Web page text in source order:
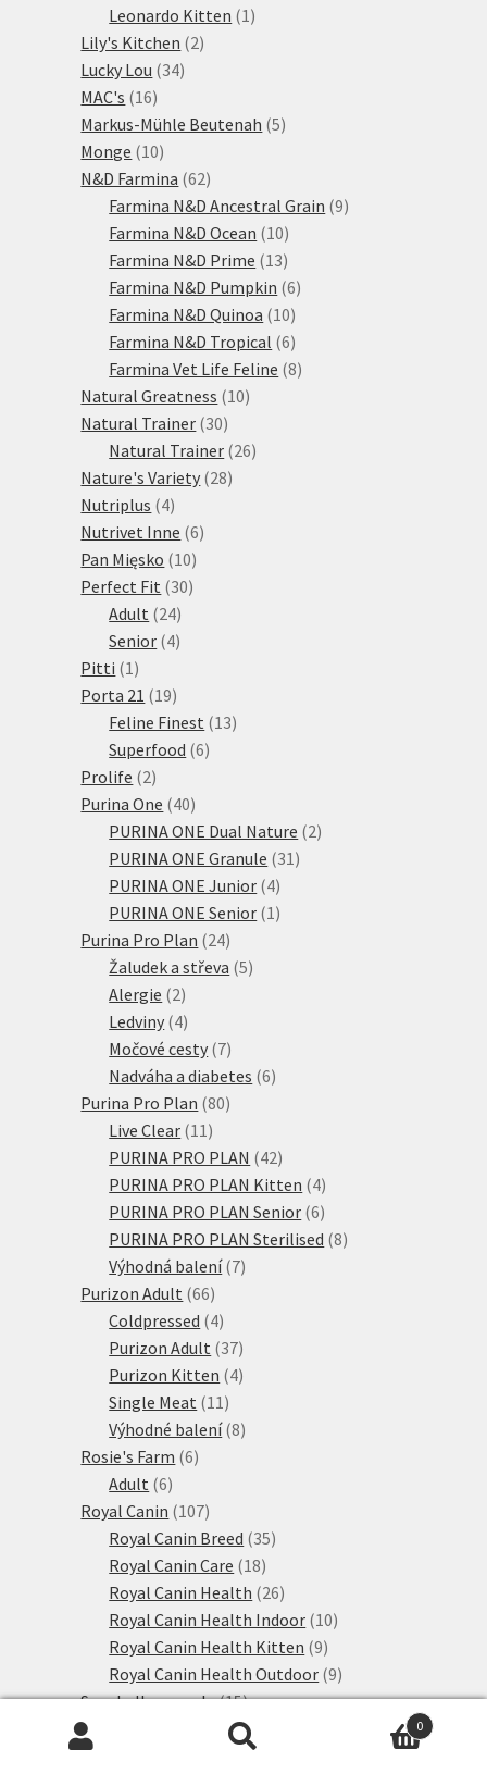
Leonardo Kitten 1 1
Lily's Kitchen 22
Lucky Lou 3434
MAC's 1616
produktů
Markus-Mühle Beutenah 55
Monge 1010
produktů
N&D Farmina 6262
produktů
Farmina N&D Ancestral Grain 99
Farmina N&D Ocean 1010
produktů
Farmina N&D Prime 1313
produktů
Farmina N&D Pumpkin 66
Farmina N&D Quinoa 1010
produktů
Farmina N&D Tropical 66
produktů
Farmina Vet Life Feline 88
Natural Greatness 1010
Natural Trainer 3030
produktů
Natural Trainer 2626
Nature's Variety 2828
Nutriplus 44
produkty
Nutrivet Inne 66
Pan Mięsko 1010
produktů
Perfect Fit 3030
Adult 2424
produktů
Senior 44
Pitti 1 1
produkt
Porta 21 1919
produktů
Feline Finest 1313
Superfood 66
Prolife 22
produkty
Purina One 4040
produktů
PURINA ONE Dual Nature 22
PURINA ONE Granule 31 31
PURINA ONE Junior 44
produkty
PURINA ONE Senior 1 1
Purina Pro Plan 2424
produktů
Žaludek a střeva 55
Alergie 22
produkty
Ledviny 44
produkty
Močové cesty 77
produktů
Nadváha a diabetes 66
Purina Pro Plan 8080
Live Clear 11 11
produktů
PURINA PRO PLAN 4242
produktů
PURINA PRO PLAN Kitten 44
produkty
PURINA PRO PLAN Senior 66
produktů
PURINA PRO PLAN Sterilised 88
Výhodná balení 77
Purizon Adult 6666
produktů
Coldpressed 44
produkty
Purizon Adult 3737
produktů
Purizon Kitten 44
Single Meat 11 11
produktů
Výhodné balení 88
Rosie's Farm 66
Adult 66
produktů
Royal Canin 107107
produktů
Royal Canin Breed 3535
Royal Canin Care 1818
produktů
Royal Canin Health 2626
produktů
Royal Canin Health Indoor 1010
Royal Canin Health Kitten 99
produktů
Royal Canin Health Outdoor 99
produktů
Sanabelle granule 1515
produktů
55
produktů
11
0